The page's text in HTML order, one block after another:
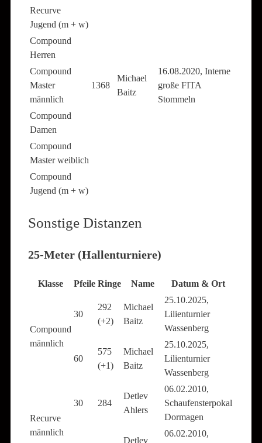
Recurve
Jugend (m + w)
Compound
Herren
Compound
Master
männlich
1368
Michael
Baitz
16.08.2020, Interne
große FITA
Stommeln
Compound
Damen
Compound
Master weiblich
Compound
Jugend (m + w)
Sonstige Distanzen
25-Meter (Hallenturniere)
Klasse Pfeile Ringe Name Datum & Ort
Compound
männlich
30
292
(+2)
Michael
Baitz
25.10.2025,
Lilienturnier
Wassenberg
60
575
(+1)
Michael
Baitz
25.10.2025,
Lilienturnier
Wassenberg
Recurve
männlich
30 284
Detlev
Ahlers
06.02.2010,
Schaufensterpokal
Dormagen
Detlev
06.02.2010,